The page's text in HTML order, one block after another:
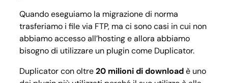
Quando eseguiamo la migrazione di norma
trasferiamo i file via FTP, ma ci sono casi in cui non
abbiamo accesso all’hosting e allora abbiamo
bisogno di utilizzare un plugin come Duplicator.
Duplicator con oltre20 milioni di downloadè uno